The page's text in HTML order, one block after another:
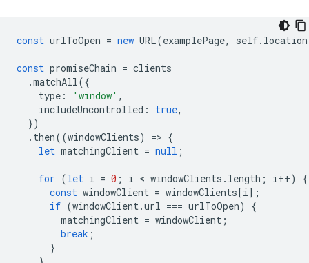
const urlToOpen = new URL(examplePage, self. location
const promiseChain = clients
.matchAll({
type : 'window' ,
includeUncontrolled : true,
})
. then((windowClients) => {
let matchingClient = null ;
for (let i = 0 ; i < windowClients . length ; i++)
{
const windowClient = windowClients[i];
if (windowClient.url === urlToOpen)
{
matchingClient = windowClient ;
break ;
}